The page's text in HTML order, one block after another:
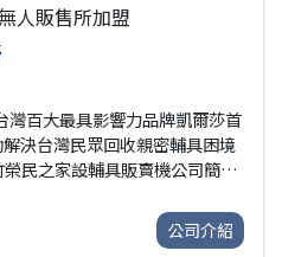
灣百大最具影響力品牌凱爾莎首
決台灣民眾回收親密輔具困境
民之家設輔具販賣機公司簡介
身心靈領域專業，讓消費者可
，對身心靈健康有更全面的滿
公司介紹